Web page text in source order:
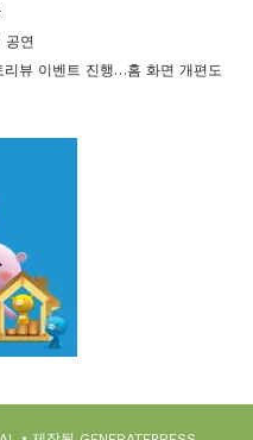
연
리뷰 이벤트 진행…홈 화면 개편도